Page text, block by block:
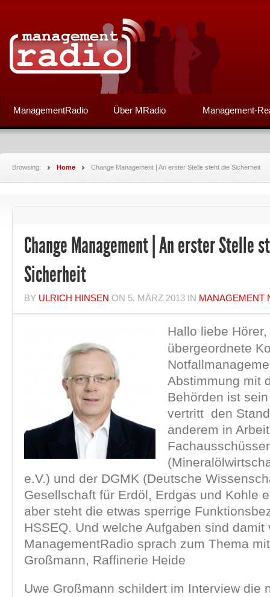
ManagementRadio Über MRadio Management-
Browsing: Home Change Management | An erster Stelle steht die Sicherheit
Change Management | An erster Stelle
Sicherheit
BY ULRICH HINSEN ON 5. MÄRZ 2013 IN MANAGEMENT
Hallo liebe
übergeordnete
Abstimmung mit
Behörden ist
vertritt den
anderem in
e.V.) und der DGMK (Deutsche
Gesellschaft für Erdöl, Erdgas und Kohle
aber steht die etwas sperrige
HSSEQ. Und welche Aufgaben sind damit
ManagementRadio sprach zum Thema
Großmann, Raffinerie Heide
Uwe Großmann schildert im Interview die